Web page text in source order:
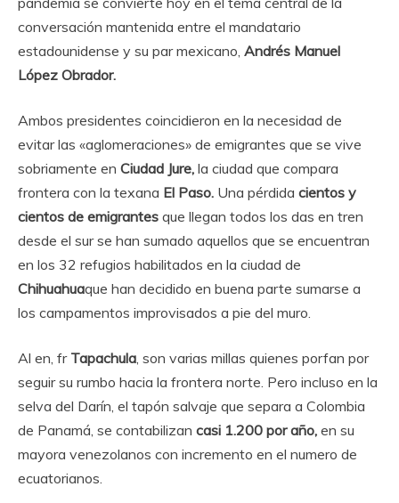
conversación mantenida entre el mandatario
estadounidense y su par mexicano, Andrés Manuel
López Obrador.
Ambos presidentes coincidieron en la necesidad de
evitar las «aglomeraciones» de emigrantes que se vive
sobriamente en Ciudad Jure, la ciudad que compara
frontera con la texana El Paso. Una pérdida cientos y
cientos de emigrantes que llegan todos los das en tren
desde el sur se han sumado aquellos que se encuentran
en los 32 refugios habilitados en la ciudad de
Chihuahuaque han decidido en buena parte sumarse a
los campamentos improvisados ​​a pie del muro.
Al en, fr Tapachula, son varias millas quienes porfan por
seguir su rumbo hacia la frontera norte. Pero incluso en la
selva del Darín, el tapón salvaje que separa a Colombia
de Panamá, se contabilizan casi 1.200 por año, en su
mayora venezolanos con incremento en el numero de
ecuatorianos.